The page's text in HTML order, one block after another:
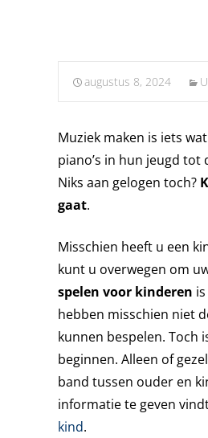
augustus 8, 2024
Muziek maken is iets
piano’s in hun jeugd
Niks aan gelogen toch?
gaat.
Misschien heeft u een
kunt u overwegen om
spelen voor kinderen
hebben misschien niet
kunnen bespelen. Toch
beginnen. Alleen of
band tussen ouder en
informatie te geven
kind.